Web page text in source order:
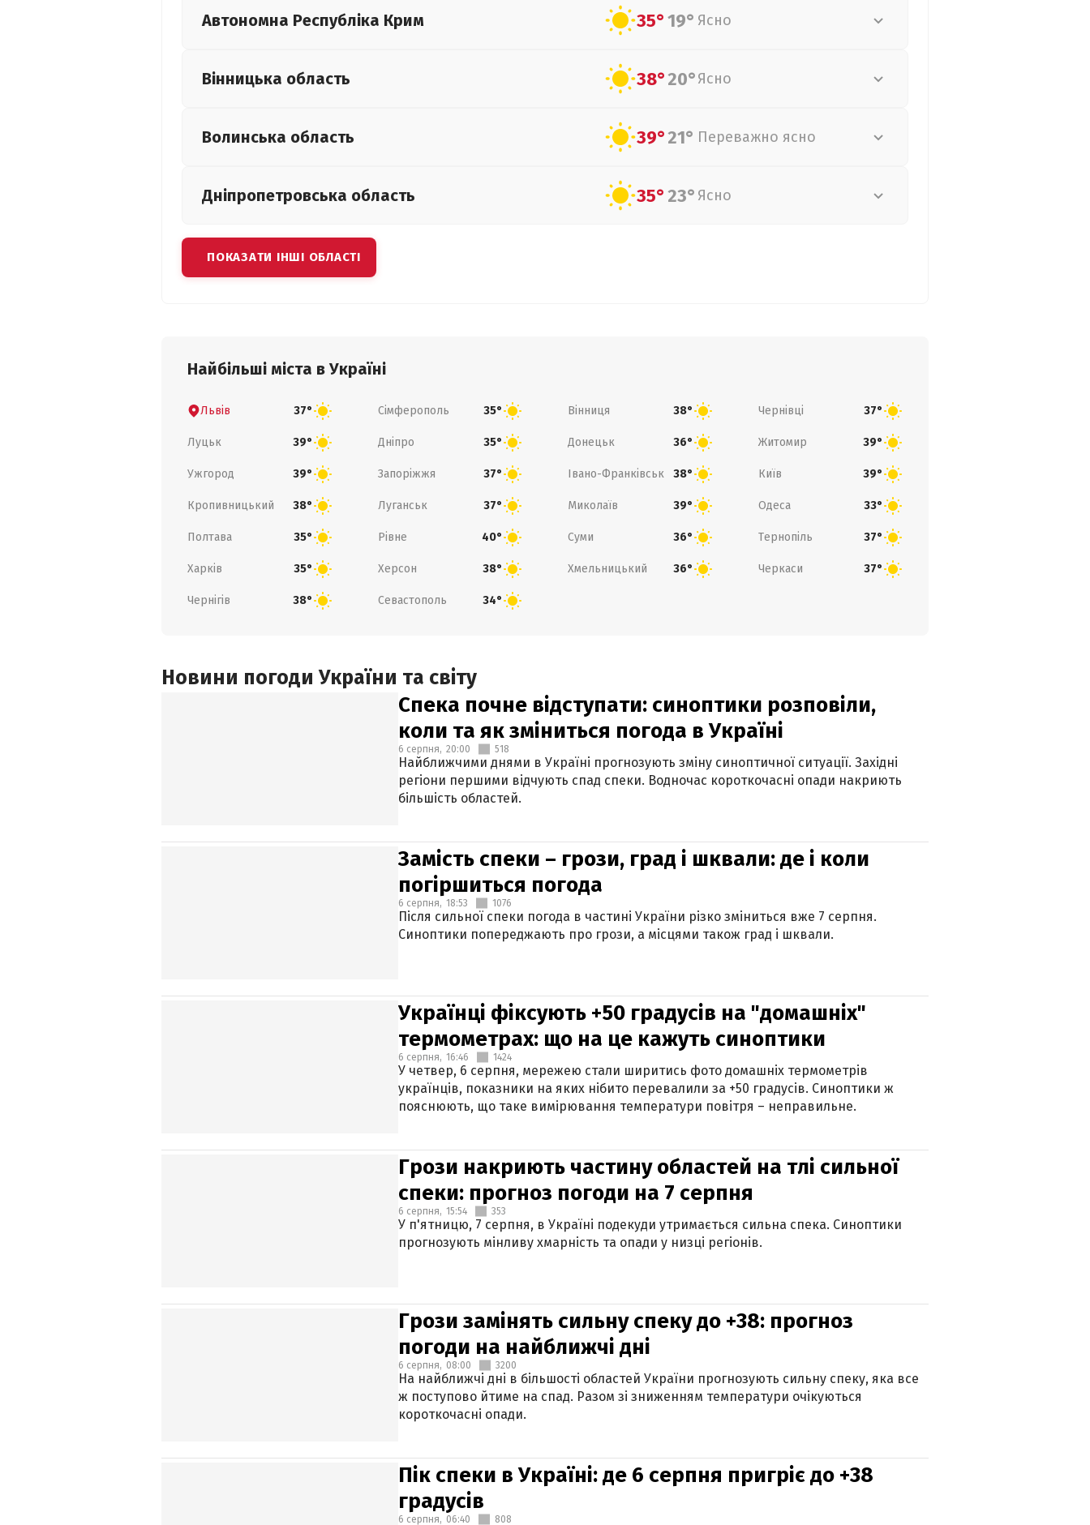
Автономна Республіка Крим 35°19° Ясно
Вінницька область 38°20°Ясно
Волинська область 39°21° Переважно ясно
Дніпропетровська область 35°23° Ясно
ПОКАЗАТИ ІНШІ ОБЛАСТІ
Найбільші міста в Україні
Львів 37° Сімферополь 35° Вінниця 38° Чернівці 37°
Луцьк 39° Дніпро 35° Донецьк 36° Житомир 39°
Ужгород 39° Запоріжжя 37° Івано-Франківськ 38° Київ 39°
Кропивницький 38° Луганськ 37° Миколаїв 39° Одеса 33°
Полтава 35° Рівне 40° Суми 36° Тернопіль 37°
Харків 35° Херсон 38° Хмельницький 36° Черкаси 37°
Чернігів 38° Севастополь 34°
Новини погоди України та світу
Спека почне відступати: синоптики розповіли,
коли та як зміниться погода в Україні
6 серпня, 20:00 518
Найближчими днями в Україні прогнозують зміну синоптичної ситуації. Західні
регіони першими відчують спад спеки. Водночас короткочасні опади накриють
більшість областей.
Замість спеки – грози, град і шквали: де і коли
погіршиться погода
6 серпня, 18:53 1076
Після сильної спеки погода в частині України різко зміниться вже 7 серпня.
Синоптики попереджають про грози, а місцями також град і шквали.
Українці фіксують +50 градусів на "домашніх"
термометрах: що на це кажуть синоптики
6 серпня, 16:46 1424
У четвер, 6 серпня, мережею стали ширитись фото домашніх термометрів
українців, показники на яких нібито перевалили за +50 градусів. Синоптики ж
пояснюють, що таке вимірювання температури повітря – неправильне.
Грози накриють частину областей на тлі сильної
спеки: прогноз погоди на 7 серпня
6 серпня, 15:54 353
У п'ятницю, 7 серпня, в Україні подекуди утримається сильна спека. Синоптики
прогнозують мінливу хмарність та опади у низці регіонів.
Грози замінять сильну спеку до +38: прогноз
погоди на найближчі дні
6 серпня, 08:00 3200
На найближчі дні в більшості областей України прогнозують сильну спеку, яка все
ж поступово йтиме на спад. Разом зі зниженням температури очікуються
короткочасні опади.
Пік спеки в Україні: де 6 серпня пригріє до +38
градусів
6 серпня, 06:40 808